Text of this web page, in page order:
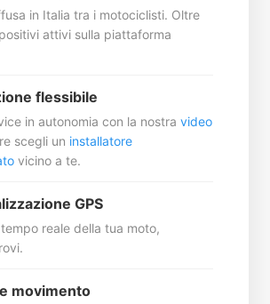
in Italia tra i motociclisti. Oltre
attivi sulla piattaforma
flessibile
in autonomia con la nostra video
scegli un installatore
vicino a te.
GPS
reale della tua moto,
movimento